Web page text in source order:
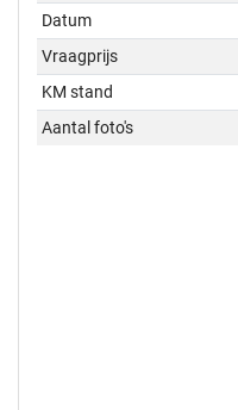
Datum
Vraagprijs
KM stand
Aantal foto's